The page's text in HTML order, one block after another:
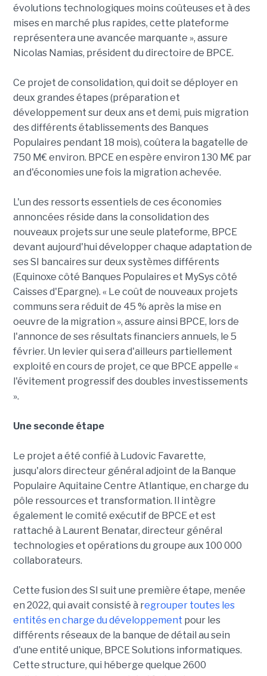
évolutions technologiques moins coûteuses et à des
mises en marché plus rapides, cette plateforme
représentera une avancée marquante », assure
Nicolas Namias, président du directoire de BPCE.
Ce projet de consolidation, qui doit se déployer en
deux grandes étapes (préparation et
développement sur deux ans et demi, puis migration
des différents établissements des Banques
Populaires pendant 18 mois), coûtera la bagatelle de
750 M€ environ. BPCE en espère environ 130 M€ par
an d'économies une fois la migration achevée.
L'un des ressorts essentiels de ces économies
annoncées réside dans la consolidation des
nouveaux projets sur une seule plateforme, BPCE
devant aujourd'hui développer chaque adaptation de
ses SI bancaires sur deux systèmes différents
(Equinoxe côté Banques Populaires et MySys côté
Caisses d'Epargne). « Le coût de nouveaux projets
communs sera réduit de 45 % après la mise en
oeuvre de la migration », assure ainsi BPCE, lors de
l'annonce de ses résultats financiers annuels, le 5
février. Un levier qui sera d'ailleurs partiellement
exploité en cours de projet, ce que BPCE appelle «
l'évitement progressif des doubles investissements
».
Une seconde étape
Le projet a été confié à Ludovic Favarette,
jusqu'alors directeur général adjoint de la Banque
Populaire Aquitaine Centre Atlantique, en charge du
pôle ressources et transformation. Il intègre
également le comité exécutif de BPCE et est
rattaché à Laurent Benatar, directeur général
technologies et opérations du groupe aux 100 000
collaborateurs.
Cette fusion des SI suit une première étape, menée
en 2022, qui avait consisté à regrouper toutes les
entités en charge du développement pour les
différents réseaux de la banque de détail au sein
d'une entité unique, BPCE Solutions informatiques.
Cette structure, qui héberge quelque 2600